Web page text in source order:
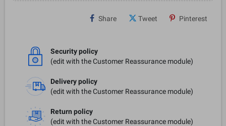
Share Tweet Pinterest
Security policy
(edit with the Customer Reassurance module)
Delivery policy
(edit with the Customer Reassurance module)
Return policy
(edit with the Customer Reassurance module)